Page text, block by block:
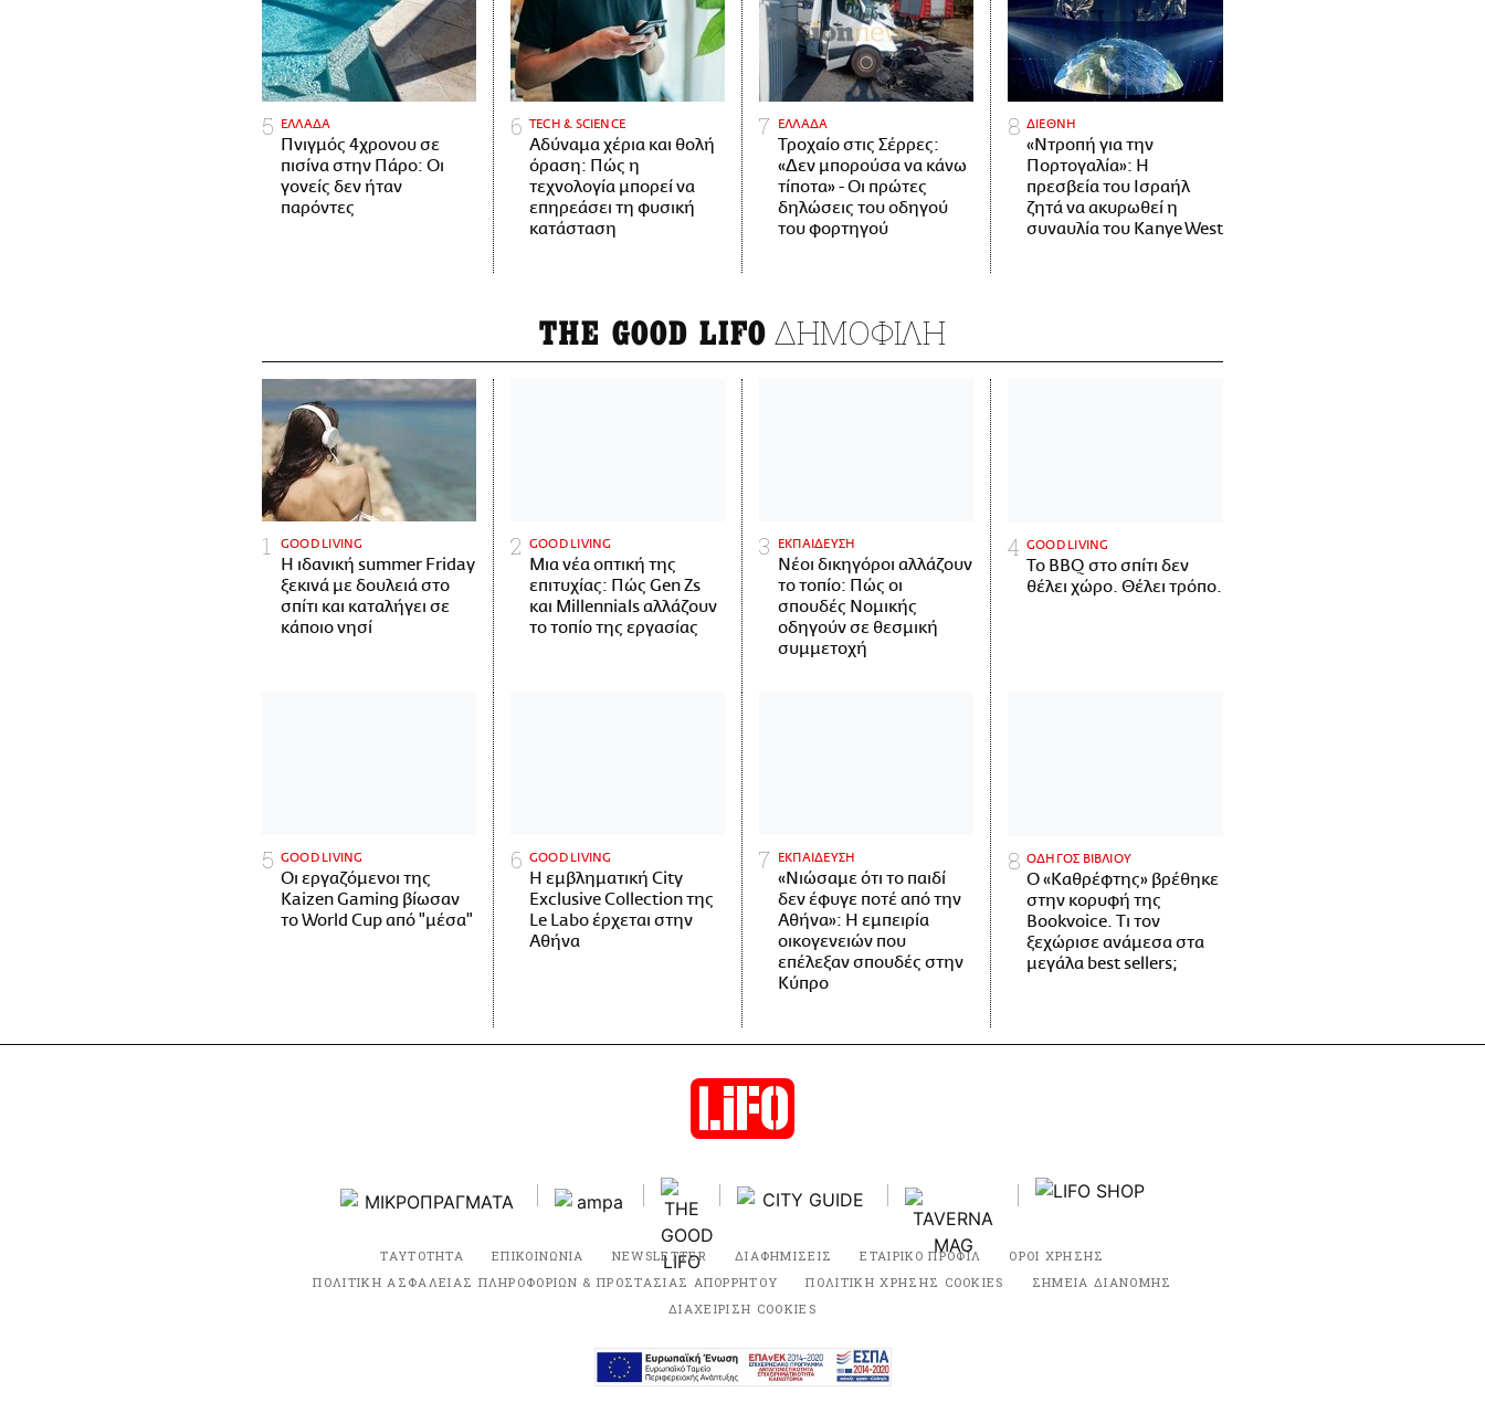
ΕΛΛΑΔΑ
Πνιγμός 4χρονου σε
πισίνα στην Πάρο: Οι
γονείς δεν ήταν
παρόντες
ΤECH & SCIENCE
Αδύναμα χέρια και θολή
όραση: Πώς η
τεχνολογία μπορεί να
επηρεάσει τη φυσική
κατάσταση
ΕΛΛΑΔΑ
Τροχαίο στις Σέρρες:
«Δεν μπορούσα να κάνω
τίποτα» - Οι πρώτες
δηλώσεις του οδηγού
του φορτηγού
ΔΙΕΘΝΗ
«Ντροπή για την
Πορτογαλία»: Η
πρεσβεία του Ισραήλ
ζητά να ακυρωθεί η
συναυλία του Kanye West
THE GOOD LIFO ΔΗΜΟΦΙΛΗ
GOOD LIVING
Η ιδανική summer Friday
ξεκινά με δουλειά στο
σπίτι και καταλήγει σε
κάποιο νησί
GOOD LIVING
Μια νέα οπτική της
επιτυχίας: Πώς Gen Zs
και Millennials αλλάζουν
το τοπίο της εργασίας
ΕΚΠΑΙΔΕΥΣΗ
Νέοι δικηγόροι αλλάζουν
το τοπίο: Πώς οι
σπουδές Νομικής
οδηγούν σε θεσμική
συμμετοχή
GOOD LIVING
Το BBQ στο σπίτι δεν
θέλει χώρο. Θέλει τρόπο.
GOOD LIVING
Οι εργαζόμενοι της
Kaizen Gaming βίωσαν
το World Cup από "μέσα"
GOOD LIVING
Η εμβληματική City
Exclusive Collection της
Le Labo έρχεται στην
Αθήνα
ΕΚΠΑΙΔΕΥΣΗ
«Νιώσαμε ότι το παιδί
δεν έφυγε ποτέ από την
Αθήνα»: Η εμπειρία
οικογενειών που
επέλεξαν σπουδές στην
Κύπρο
ΟΔΗΓΟΣ ΒΙΒΛΙΟΥ
Ο «Καθρέφτης» βρέθηκε
στην κορυφή της
Bookvoice. Τι τον
ξεχώρισε ανάμεσα στα
μεγάλα best sellers;
ΤΑΥΤΟΤΗΤΑ ΕΠΙΚΟΙΝΩΝΙΑ NEWSLETTER ΔΙΑΦΗΜΙΣΕΙΣ ΕΤΑΙΡΙΚΟ ΠΡΟΦΙΛ
ΟΡΟΙ ΧΡΗΣΗΣ
ΠΟΛΙΤΙΚΗ ΑΣΦΑΛΕΙΑΣ ΠΛΗΡΟΦΟΡΙΩΝ & ΠΡΟΣΤΑΣΙΑΣ ΑΠΟΡΡΗΤΟΥ
ΠΟΛΙΤΙΚΗ ΧΡΗΣΗΣ COOKIES
ΣΗΜΕΙΑ ΔΙΑΝΟΜΗΣ
ΔΙΑΧΕΙΡΙΣΗ COOKIES